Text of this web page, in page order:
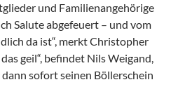
und Familienangehörige
Salute abgefeuert – und vom
da ist“, merkt Christopher
geil“, befindet Nils Weigand,
sofort seinen Böllerschein